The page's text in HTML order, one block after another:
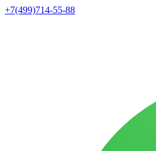
+7(499)714-55-88